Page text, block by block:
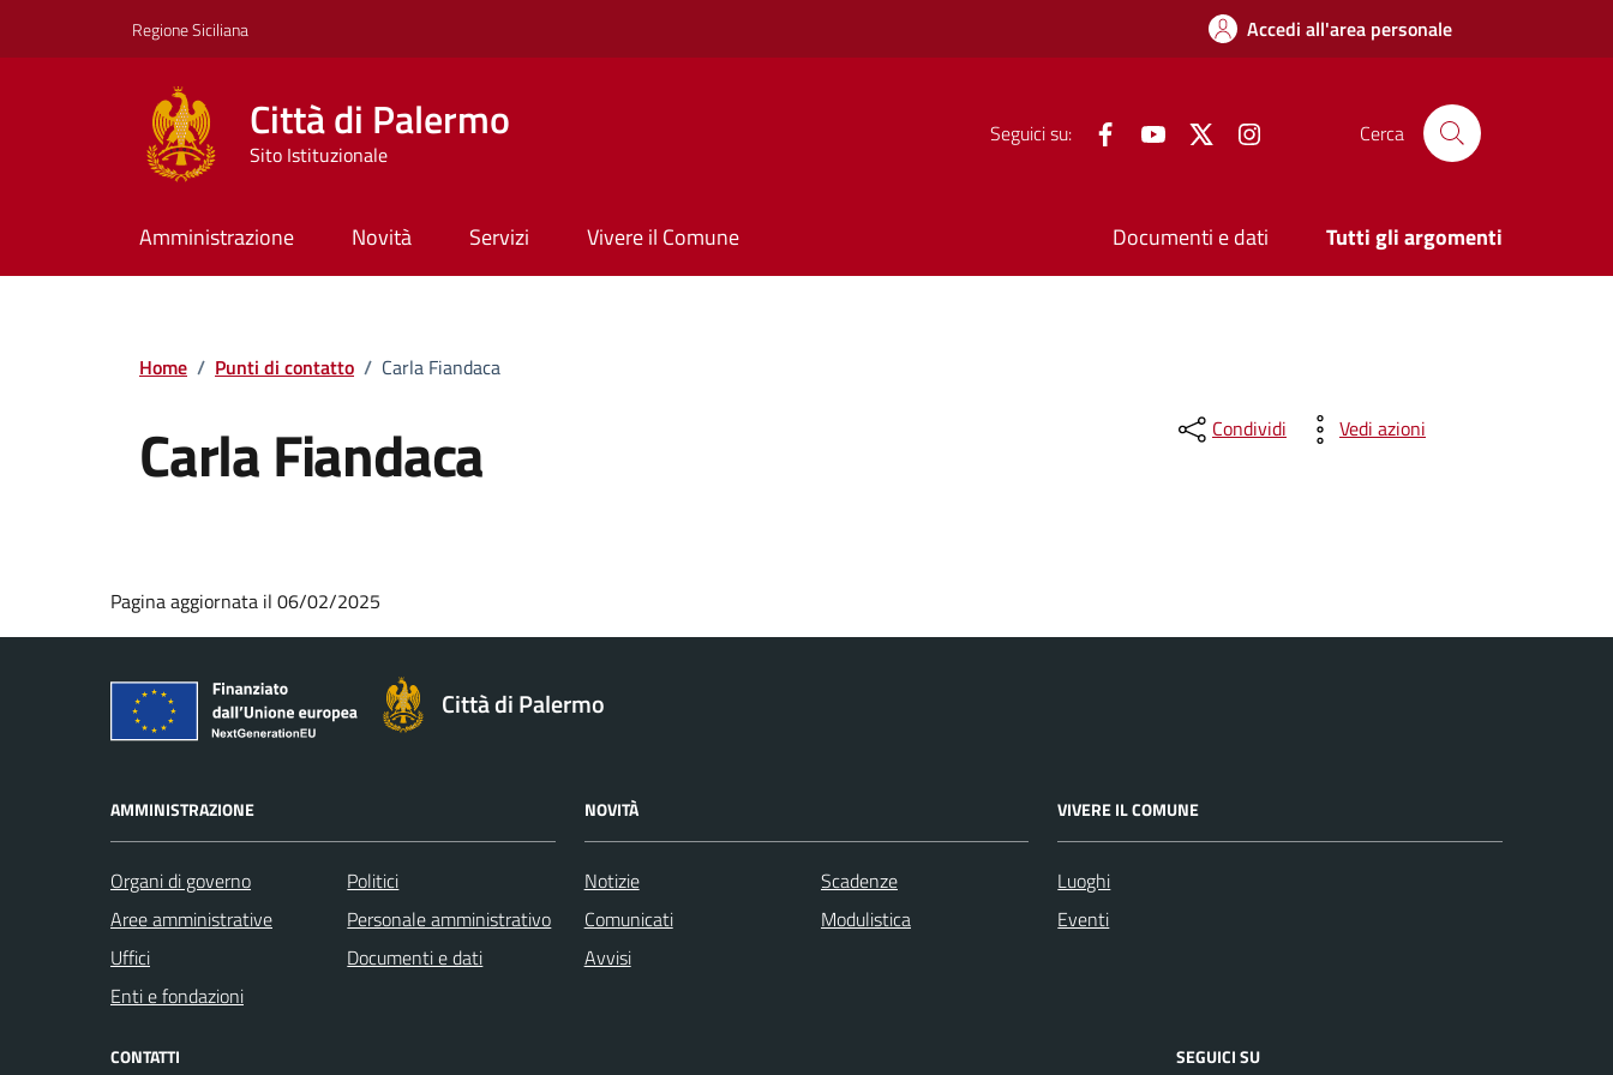
Regione Siciliana Accedi all'area personale
Città di Palermo
Sito Istituzionale
Seguici su: FacebookYouTube Twitter Cerca
Amministrazione Novità Servizi Vivere il Comune Documenti e dati Tutti gli argomenti
Home / Punti di contatto / Carla Fiandaca
Carla Fiandaca Condividi Vedi azioni
Pagina aggiornata il 06/02/2025
Città di Palermo
AMMINISTRAZIONE
Organi di governo
Aree amministrative
Uffici
Enti e fondazioni
Politici
Personale amministrativo
Documenti e dati
NOVITÀ
Notizie
Comunicati
Avvisi
Scadenze
Modulistica
VIVERE IL COMUNE
Luoghi
Eventi
CONTATTI SEGUICI SU